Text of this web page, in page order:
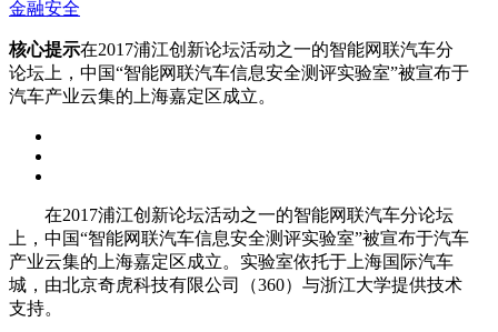
金融安全
核心提示在2017浦江创新论坛活动之一的智能网联汽车分
论坛上，中国“智能网联汽车信息安全测评实验室”被宣布于
汽车产业云集的上海嘉定区成立。
在2017浦江创新论坛活动之一的智能网联汽车分论坛
上，中国“智能网联汽车信息安全测评实验室”被宣布于汽车
产业云集的上海嘉定区成立。实验室依托于上海国际汽车
城，由北京奇虎科技有限公司（360）与浙江大学提供技术
支持。